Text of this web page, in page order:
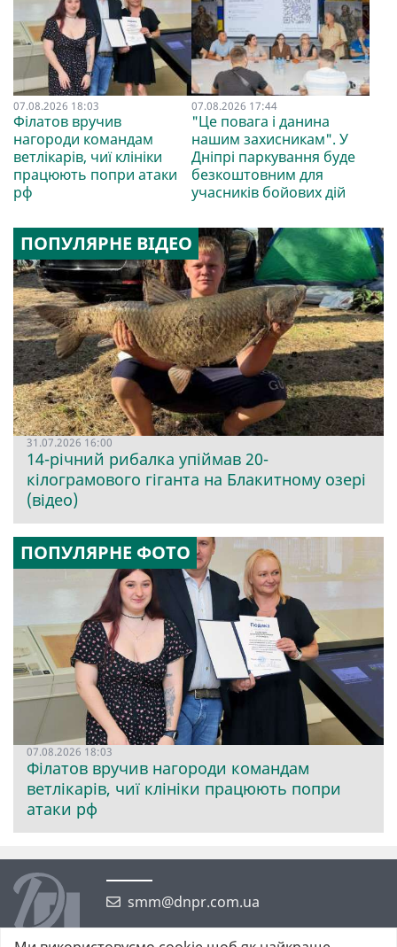
07.08.2026 18:03
Філатов вручив
нагороди командам
ветлікарів, чиї клініки
працюють попри атаки
рф
07.08.2026 17:44
"Це повага і данина
нашим захисникам". У
Дніпрі паркування буде
безкоштовним для
учасників бойових дій
ПОПУЛЯРНЕ ВІДЕО
31.07.2026 16:00
14-річний рибалка упіймав 20-
кілограмового гіганта на Блакитному озері
(відео)
ПОПУЛЯРНЕ ФОТО
07.08.2026 18:03
Філатов вручив нагороди командам
ветлікарів, чиї клініки працюють попри
атаки рф
smm@dnpr.com.ua